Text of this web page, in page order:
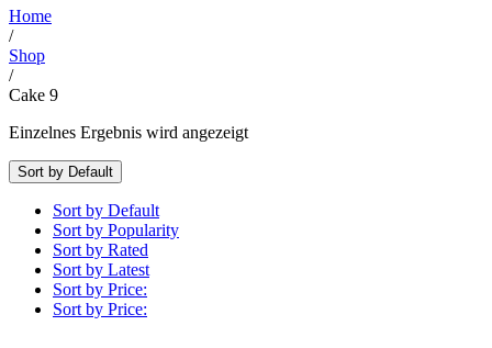
Home
/
Shop
/
Cake 9
Einzelnes Ergebnis wird angezeigt
Sort by Default
Sort by Default
Sort by Popularity
Sort by Rated
Sort by Latest
Sort by Price:
Sort by Price: